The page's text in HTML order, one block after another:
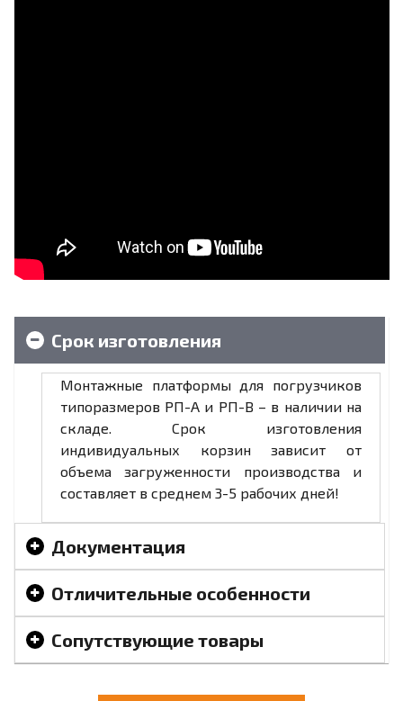
Срок изготовления
Монтажные платформы для погрузчиков
типоразмеров РП-А и РП-В – в наличии на
складе. Срок изготовления
индивидуальных корзин зависит от
объема загруженности производства и
составляет в среднем 3-5 рабочих дней!
Документация
Отличительные особенности
Сопутствующие товары